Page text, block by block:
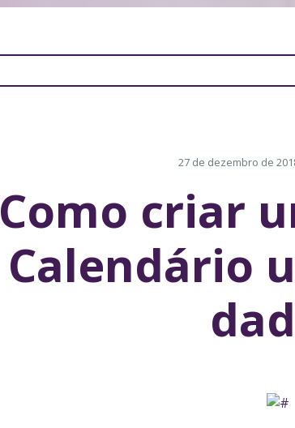
27 de dezembro de
Como criar
Calendário